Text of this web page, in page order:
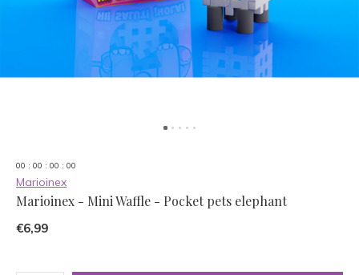
00 : 00 : 00 : 00
Marioinex
Marioinex - Mini Waffle - Pocket pets elephant
€6,99